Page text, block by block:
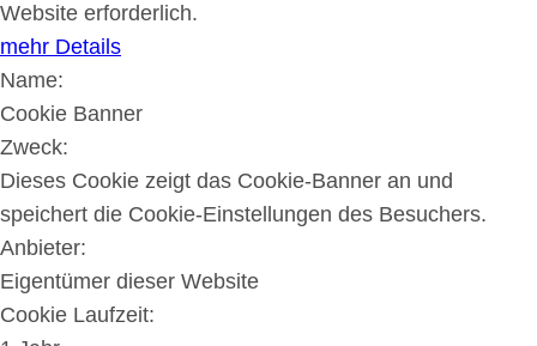
Website erforderlich.
mehr Details
Name:
Cookie Banner
Zweck:
Dieses Cookie zeigt das Cookie-Banner an und
speichert die Cookie-Einstellungen des Besuchers.
Anbieter:
Eigentümer dieser Website
Cookie Laufzeit: